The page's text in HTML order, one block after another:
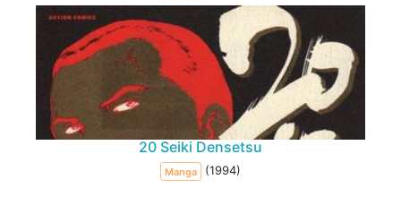
20 Seiki Densetsu
Manga (1994)